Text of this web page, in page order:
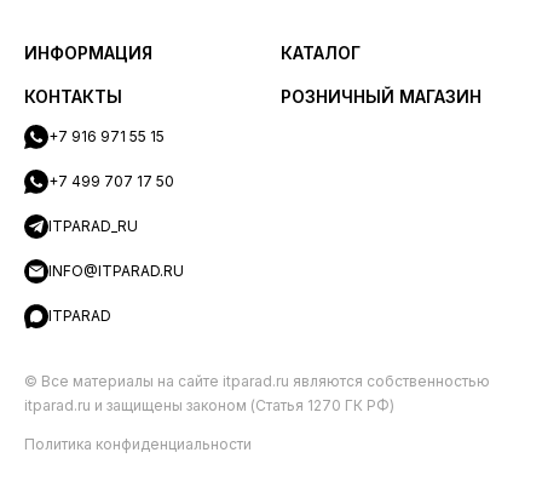
ИНФОРМАЦИЯ КАТАЛОГ
КОНТАКТЫ
+7 916 971 55 15
+7 499 707 17 50
ITPARAD_RU
INFO@ITPARAD.RU
ITPARAD
РОЗНИЧНЫЙ МАГАЗИН
© Все материалы на сайте itparad.ru являются собственностью
itparad.ru и защищены законом (Статья 1270 ГК РФ)
Политика конфиденциальности